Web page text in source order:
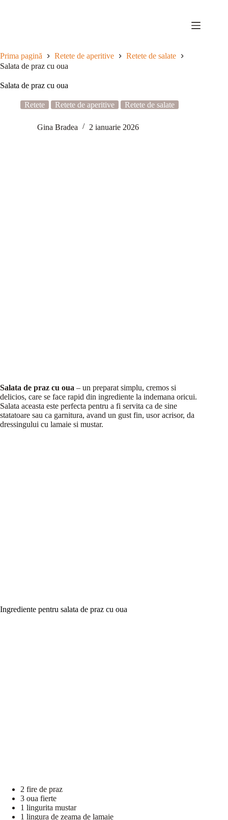
Prima pagină Retete de aperitive
Retete de salate
Salata de praz cu oua
Salata de praz cu oua
Retete Retete de aperitive Retete de salate
Gina Bradea 2 ianuarie 2026
Salata de praz cu oua – un preparat simplu, cremos si
delicios, care se face rapid din ingrediente la indemana oricui.
Salata aceasta este perfecta pentru a fi servita ca de sine
statatoare sau ca garnitura, avand un gust fin, usor acrisor, da
dressingului cu lamaie si mustar.
Ingrediente pentru salata de praz cu oua
2 fire de praz
3 oua fierte
1 lingurita mustar
1 lingura de zeama de lamaie